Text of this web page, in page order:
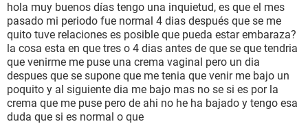
BIENESTAR
SEXUALIDAD
GLOSARIO
hola muy buenos días tengo una inquietud, es que el mes
pasado mi periodo fue normal 4 dias después que se me
quito tuve relaciones es posible que pueda estar embaraza?
la cosa esta en que tres o 4 dias antes de que se que tendria
que venirme me puse una crema vaginal pero un dia
despues que se supone que me tenia que venir me bajo un
poquito y al siguiente dia me bajo mas no se si es por la
crema que me puse pero de ahi no he ha bajado y tengo esa
duda que si es normal o que